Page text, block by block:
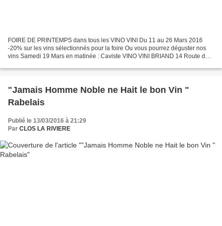
FOIRE DE PRINTEMPS dans tous les VINO VINI Du 11 au 26 Mars 2016
-20% sur les vins sélectionnés pour la foire Ou vous pourrez déguster nos
vins Samedi 19 Mars en matinée : Caviste VINO VINI BRIAND 14 Route de
"Jamais Homme Noble ne Hait le bon Vin "
Rabelais
Publié le 13/03/2016 à 21:29
Par CLOS LA RIVIERE